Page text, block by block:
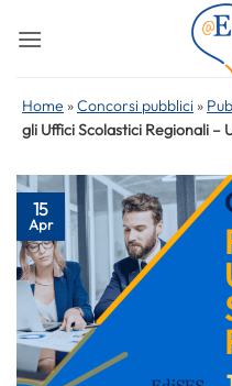
Home »Concorsi pubblici »
gli Uffici Scolastici Regionali –
15
Apr